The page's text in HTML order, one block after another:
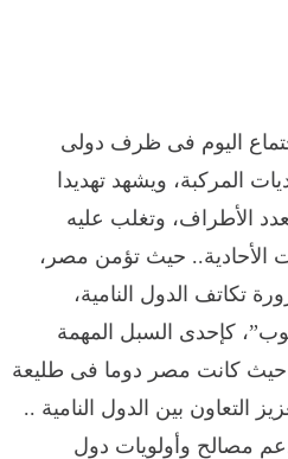
اليوم فى ظرف دولى
المركبة، ويشهد تهديدا
الأطراف، وتغلب عليه
الأحادية.. حيث تؤمن مصر،
تكاتف الدول النامية،
كإحدى السبل المهمة
حيث كانت مصر دوما فى طليعة
التعاون بين الدول النامية ..
مصالح وأولويات دول